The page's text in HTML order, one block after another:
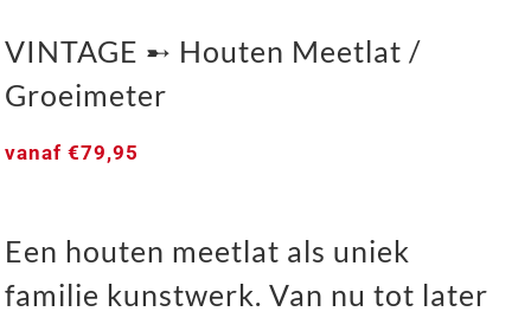
VINTAGE ➸ Houten Meetlat / Groeimeter
VINTAGE ➸ Houten Meetlat /
Groeimeter
vanaf€79,95
Een houten meetlat als uniek
familie kunstwerk. Van nu tot later